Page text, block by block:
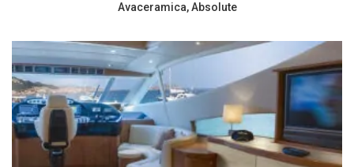
Avaceramica, Absolute